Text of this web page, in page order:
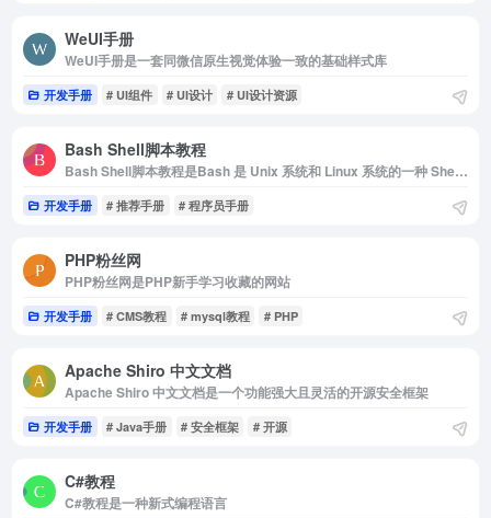
WeUI手册
WeUI手册是一套同微信原生视觉体验一致的基础样式库
开发手册 # UI组件 # UI设计 # UI设计资源
Bash Shell脚本教程
Bash Shell脚本教程是Bash 是 Unix 系统和 Linux 系统的一种 Shell（命令行环境），是目前绝大多数 Linux 发行版的默认 Shell。
开发手册 # 推荐手册 # 程序员手册
PHP粉丝网
PHP粉丝网是PHP新手学习收藏的网站
开发手册 # CMS教程 # mysql教程 # PHP
Apache Shiro 中文文档
Apache Shiro 中文文档是一个功能强大且灵活的开源安全框架
开发手册 # Java手册 # 安全框架 # 开源
C#教程
C#教程是一种新式编程语言